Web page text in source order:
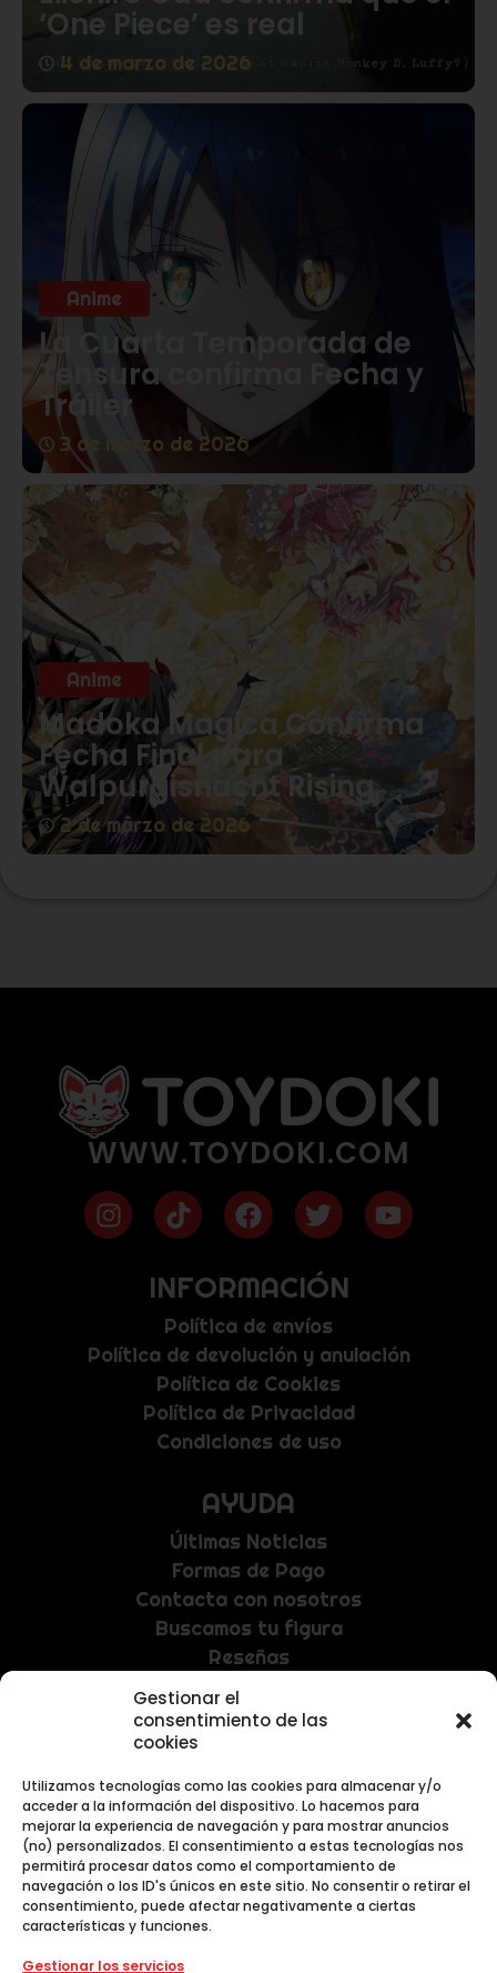
Gestionar el
consentimiento de las
cookies
Utilizamos tecnologías como las cookies para almacenar y/o
acceder a la información del dispositivo. Lo hacemos para
mejorar la experiencia de navegación y para mostrar anuncios
(no) personalizados. El consentimiento a estas tecnologías nos
permitirá procesar datos como el comportamiento de
navegación o los ID's únicos en este sitio. No consentir o retirar el
consentimiento, puede afectar negativamente a ciertas
características y funciones.
Gestionar los servicios
Eiichiro Oda confirma que el
‘One Piece’ es real
4 de marzo de 2026
Anime
La Cuarta Temporada de
Tensura confirma Fecha y
Tráiler
3 de marzo de 2026
Anime
Madoka Magica Confirma
Fecha Final para
Walpurgisnacht Rising
2 de marzo de 2026
INFORMACIÓN
Política de envíos
Política de devolución y anulación
Política de Cookies
Política de Privacidad
AYUDA
Últimas Noticias
Formas de Pago
Contacta con nosotros
Buscamos tu figura
NEWSLETTER
Recibe las últimas noticias y promociones
exclusivas.